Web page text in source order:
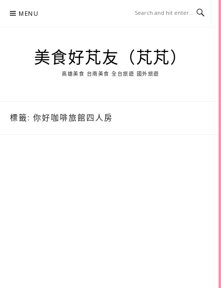
MENU
美食好芃友（芃芃）
高雄美食 台南美食 全台旅遊 國外旅遊
標籤: 你好咖啡旅館四人房